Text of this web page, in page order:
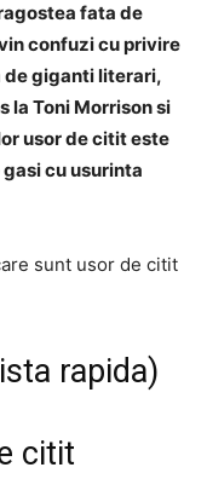
fata de
confuzi cu privire
de giganti literari,
la Toni Morrison si
usor de citit este
cu usurinta
sunt usor de citit
rapida)
citit